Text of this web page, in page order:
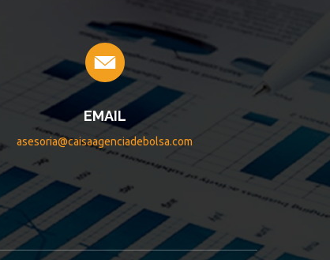
EMAIL
asesoria@caisaagenciadebolsa.com